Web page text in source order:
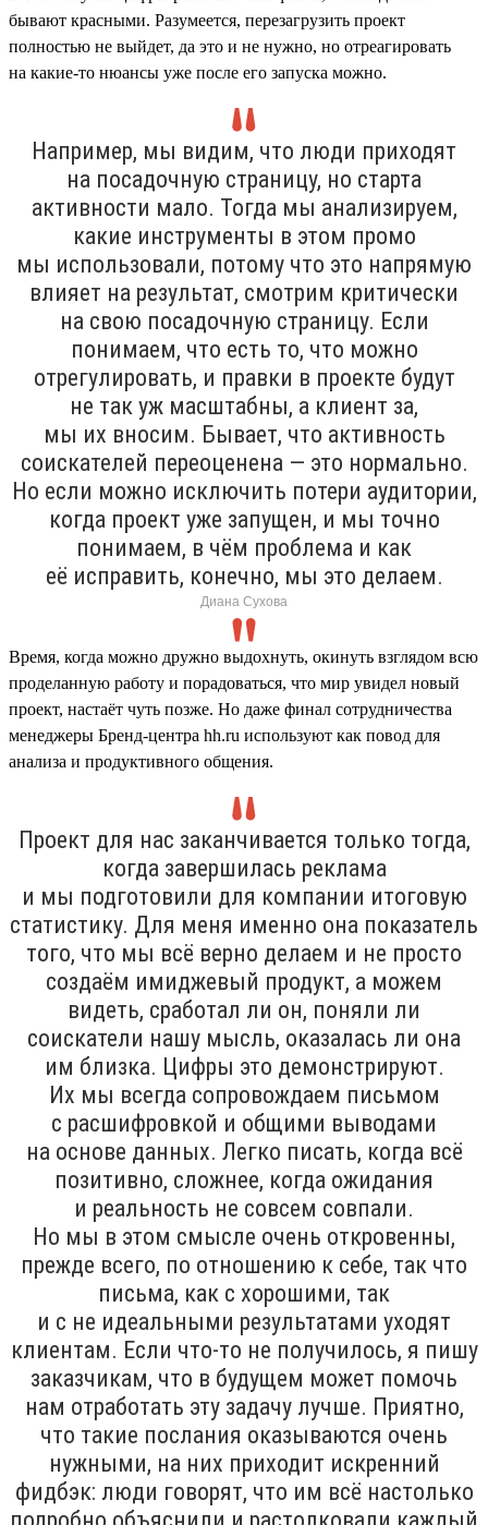
бывают красными. Разумеется, перезагрузить проект
полностью не выйдет, да это и не нужно, но отреагировать
на какие-то нюансы уже после его запуска можно.
Например, мы видим, что люди приходят
на посадочную страницу, но старта
активности мало. Тогда мы анализируем,
какие инструменты в этом промо
мы использовали, потому что это напрямую
влияет на результат, смотрим критически
на свою посадочную страницу. Если
понимаем, что есть то, что можно
отрегулировать, и правки в проекте будут
не так уж масштабны, а клиент за,
мы их вносим. Бывает, что активность
соискателей переоценена — это нормально.
Но если можно исключить потери аудитории,
когда проект уже запущен, и мы точно
понимаем, в чём проблема и как
её исправить, конечно, мы это делаем.
Диана Сухова
Время, когда можно дружно выдохнуть, окинуть взглядом всю
проделанную работу и порадоваться, что мир увидел новый
проект, настаёт чуть позже. Но даже финал сотрудничества
менеджеры Бренд-центра hh.ru используют как повод для
анализа и продуктивного общения.
Проект для нас заканчивается только тогда,
когда завершилась реклама
и мы подготовили для компании итоговую
статистику. Для меня именно она показатель
того, что мы всё верно делаем и не просто
создаём имиджевый продукт, а можем
видеть, сработал ли он, поняли ли
соискатели нашу мысль, оказалась ли она
им близка. Цифры это демонстрируют.
Их мы всегда сопровождаем письмом
с расшифровкой и общими выводами
на основе данных. Легко писать, когда всё
позитивно, сложнее, когда ожидания
и реальность не совсем совпали.
Но мы в этом смысле очень откровенны,
прежде всего, по отношению к себе, так что
письма, как с хорошими, так
и с не идеальными результатами уходят
клиентам. Если что-то не получилось, я пишу
заказчикам, что в будущем может помочь
нам отработать эту задачу лучше. Приятно,
что такие послания оказываются очень
нужными, на них приходит искренний
фидбэк: люди говорят, что им всё настолько